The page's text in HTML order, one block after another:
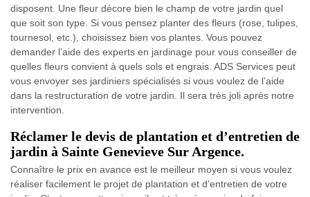
disposent. Une fleur décore bien le champ de votre jardin quel
que soit son type. Si vous pensez planter des fleurs (rose, tulipes,
tournesol, etc.), choisissez bien vos plantes. Vous pouvez
demander l’aide des experts en jardinage pour vous conseiller de
quelles fleurs convient à quels sols et engrais. ADS Services peut
vous envoyer ses jardiniers spécialisés si vous voulez de l’aide
dans la restructuration de votre jardin. Il sera très joli après notre
intervention.
Réclamer le devis de plantation et d’entretien de
jardin à Sainte Genevieve Sur Argence.
Connaître le prix en avance est le meilleur moyen si vous voulez
réaliser facilement le projet de plantation et d’entretien de votre